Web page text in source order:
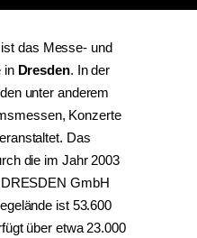
das Messe- und
in Dresden. In der
unter anderem
Konzerte
Das
die im Jahr 2003
GmbH
ist 53.600
über etwa 23.000